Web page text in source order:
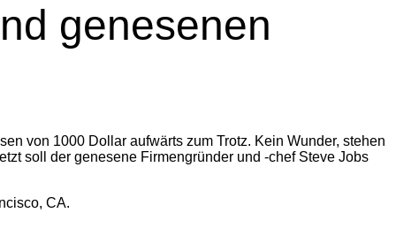
genesenen
von 1000 Dollar aufwärts zum Trotz. Kein Wunder, stehen
soll der genesene Firmengründer und -chef Steve Jobs
CA.